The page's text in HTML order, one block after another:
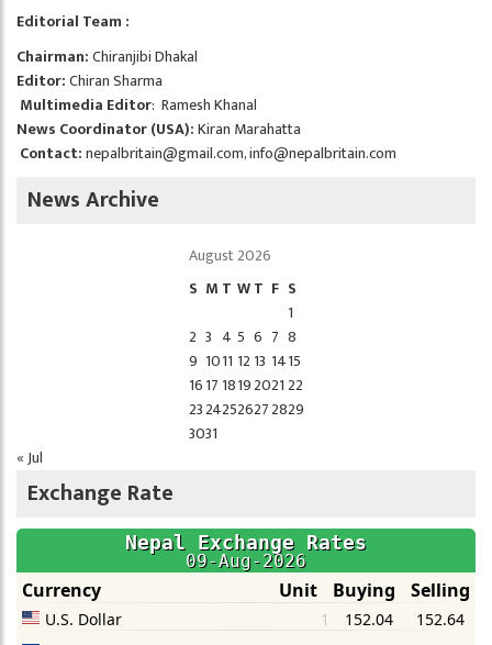
Editorial Team :
Chairman:Chiranjibi Dhakal
Editor:Chiran Sharma
Multimedia Editor: Ramesh Khanal
News Coordinator (USA):Kiran Marahatta
Contact:nepalbritain@gmail.com,info@nepalbritain.com
News Archive
August 2026
S M T WT F S
1
2 3 4 5 6 7 8
9 1011 12 13 1415
1617 1819202122
23242526272829
3031
« Jul
Exchange Rate